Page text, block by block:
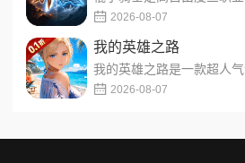
2026-08-07
我的英雄之路
2026-08-07